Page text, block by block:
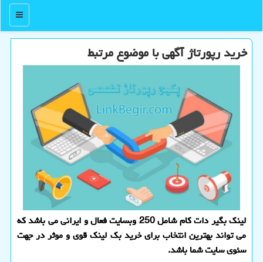
منو
خرید رپورتاژ آگهی با موضوع مرتبط
لینک بگیر دات کام شامل 250 وبسایت فعال و ایرانی می باشد که
می تواند بهترین انتخاب برای خرید بک لینک قوی و موثر در جهت
سئوی سایت شما باشد.